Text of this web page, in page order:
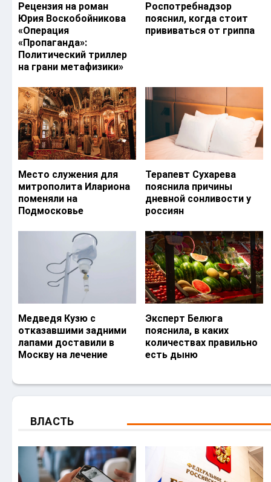
Рецензия на роман
Юрия Воскобойникова
«Операция
«Пропаганда»:
Политический триллер
на грани метафизики»
Роспотребнадзор
пояснил, когда стоит
прививаться от гриппа
Место служения для
митрополита Илариона
поменяли на
Подмосковье
Терапевт Сухарева
пояснила причины
дневной сонливости у
россиян
Медведя Кузю с
отказавшими задними
лапами доставили в
Москву на лечение
Эксперт Белюга
пояснила, в каких
количествах правильно
есть дыню
ВЛАСТЬ